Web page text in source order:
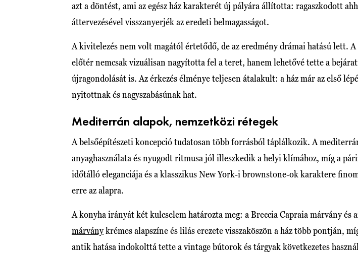
azt a döntést, ami az egész ház karakterét új pályára állította: ragaszkodott
áttervezésével visszanyerjék az eredeti belmagasságot.
A kivitelezés nem volt magától értetődő, de az eredmény drámai hatású lett. A
előtér nemcsak vizuálisan nagyította fel a teret, hanem lehetővé tette a
újragondolását is. Az érkezés élménye teljesen átalakult: a ház már az első
nyitottnak és nagyszabásúnak hat.
Mediterrán alapok, nemzetközi rétegek
A belsőépítészeti koncepció tudatosan több forrásból táplálkozik. A
anyaghasználata és nyugodt ritmusa jól illeszkedik a helyi klímához, míg a
időtálló eleganciája és a klasszikus New York-i brownstone-ok karaktere
erre az alapra.
A konyha irányát két kulcselem határozta meg: a Breccia Capraia márvány és
márványkrémes alapszíne és lilás erezete visszaköszön a ház több pontján,
antik hatása indokolttá tette a vintage bútorok és tárgyak következetes